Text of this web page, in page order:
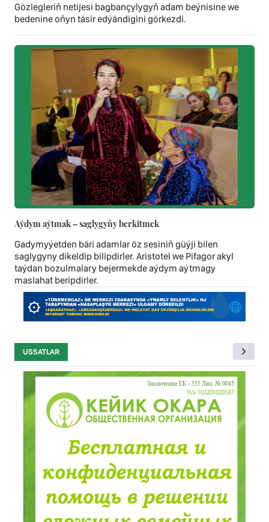
Gözlegleriň netijesi bagbançylygyň adam beýnisine we
bedenine oňyn täsir edýändigini görkezdi.
Aýdym aýtmak – saglygyňy berkitmek
Gadymyýetden bäri adamlar öz sesiniň güýji bilen
saglygyny dikeldip bilipdirler. Aristotel we Pifagor akyl
taýdan bozulmalary bejermekde aýdym aýtmagy
maslahat beripdirler.
USSATLAR